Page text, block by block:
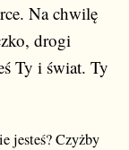
Na chwilę
drogi
Ty i świat. Ty
jesteś? Czyżby